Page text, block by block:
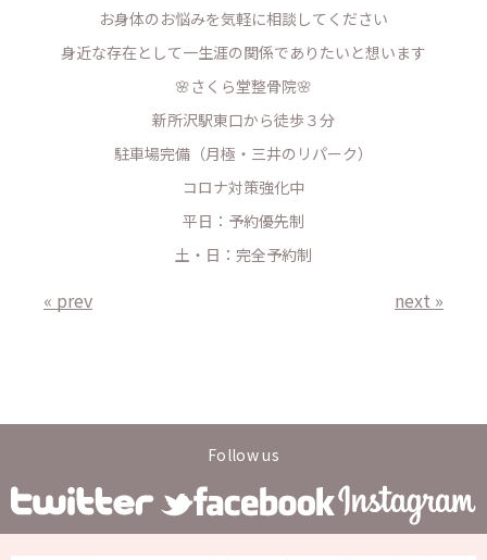
お身体のお悩みを気軽に相談してください
身近な存在として一生涯の関係でありたいと想います
🌸さくら堂整骨院🌸
新所沢駅東口から徒歩３分
駐車場完備（月極・三井のリパーク）
コロナ対策強化中
平日：予約優先制
土・日：完全予約制
« prev next »
Follow us